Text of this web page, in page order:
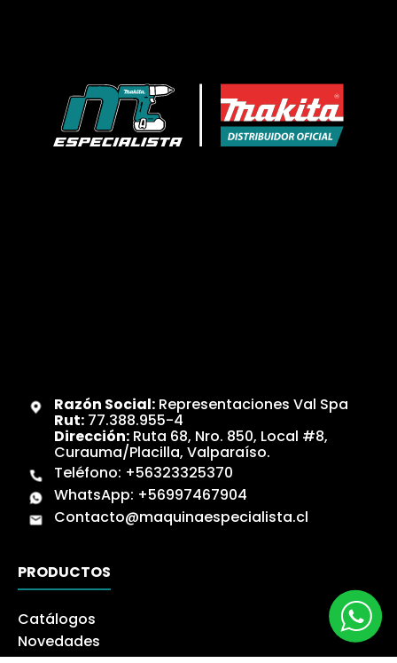
Razón Social:Representaciones Val Spa
Rut:77.388.955-4
Dirección:Ruta 68, Nro. 850, Local #8,
Curauma/Placilla, Valparaíso.
Teléfono: +56323325370
WhatsApp: +56997467904
Contacto@maquinaespecialista.cl
PRODUCTOS
Catálogos
Novedades